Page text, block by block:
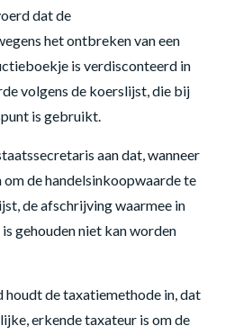
dat de
het ontbreken van een
is verdisconteerd in
volgens de koerslijst, die bij
is gebruikt.
aan dat, wanneer
de handelsinkoopwaarde te
de afschrijving waarmee in
gehouden niet kan worden
houdt de taxatiemethode in, dat
erkende taxateur is om de